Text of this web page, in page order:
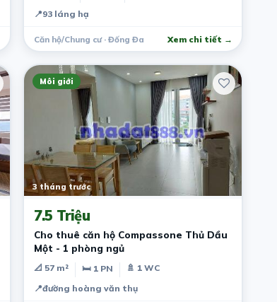
📍93 láng hạ
Căn hộ/Chung cư · Đống Đa Xem chi tiết →
Môi giới
3 tháng trước
7.5 Triệu
Cho thuê căn hộ Compassone Thủ Dầu
Một - 1 phòng ngủ
📐 57 m² 🛏 1 PN
🚿 1 WC
📍đường hoàng văn thụ